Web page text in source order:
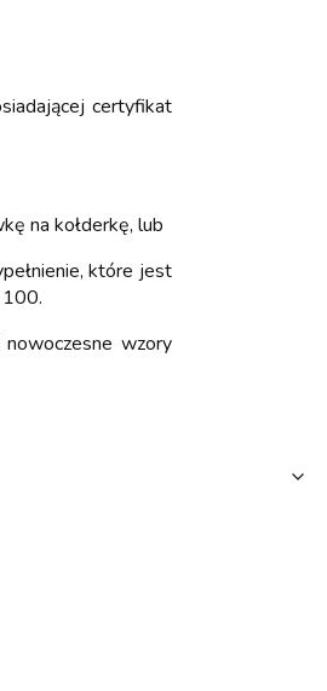
certyfikat
na kołderkę, lub
które jest
wzory